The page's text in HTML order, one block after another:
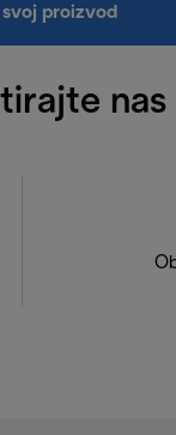
proizvod
nas